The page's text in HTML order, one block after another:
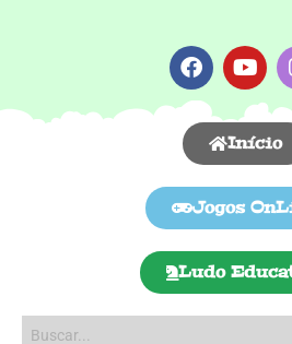
Início
Jogos
Ludo